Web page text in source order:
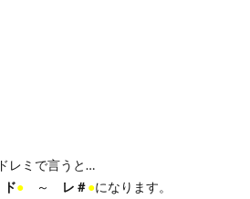
ドレミで言うと…
ド●～ レ＃●になります。